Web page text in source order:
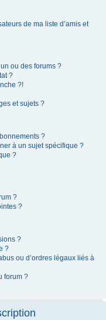
de ma liste d’amis et
ou des forums ?
?
?!
et sujets ?
?
à un sujet spécifique ?
?
?
?
?
?
ou d’ordres légaux liés à
forum ?